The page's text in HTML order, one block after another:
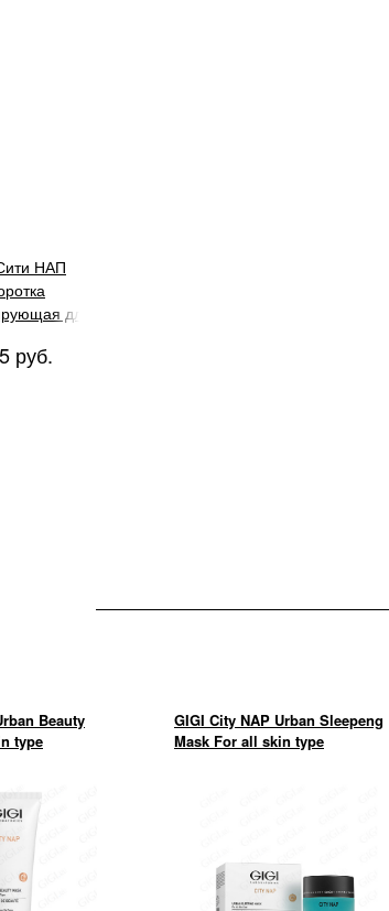
НАП
для
руб.
Beauty
type
GIGI City NAP Urban Sleepeng
Mask For all skin type